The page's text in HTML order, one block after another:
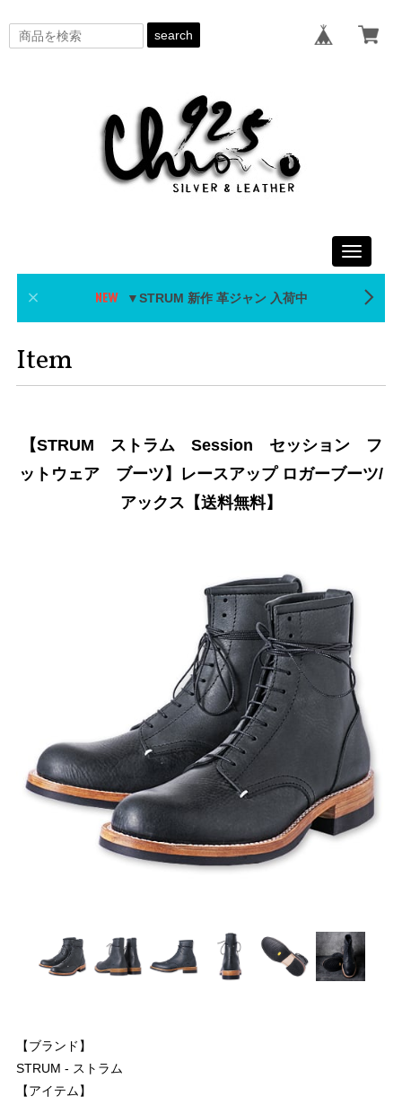
search
Toggle
▼STRUM 新作 革ジャン 入荷中
Item
【STRUM ストラム Session セッション フ
ットウェア ブーツ】レースアップ ロガーブーツ/
アックス【送料無料】
【ブランド】
STRUM - ストラム
【アイテム】